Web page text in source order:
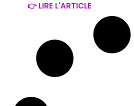
👉 LIRE L'ARTICLE